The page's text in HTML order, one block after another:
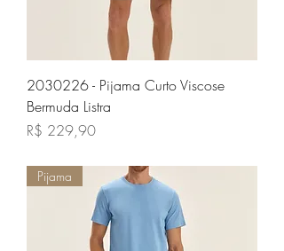
2030226 - Pijama Curto Viscose
Bermuda Listra
Preço
R$ 229,90
Pijama